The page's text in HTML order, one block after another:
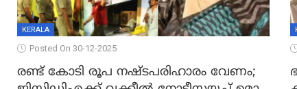
KERALA
Posted On 30-12-2025
രണ്ട് കോടി രൂപ നഷ്ടപരിഹാരം വേണം;